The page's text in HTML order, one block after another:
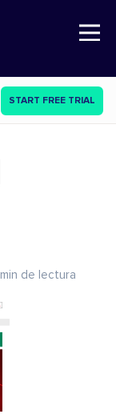
Open Nav
START FREE TRIAL
min de lectura